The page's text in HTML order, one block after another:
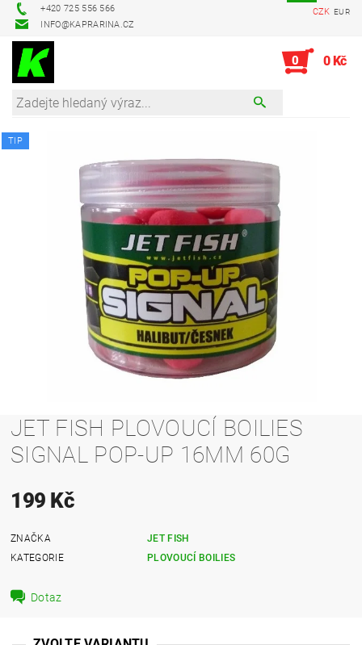
+420 725 556 566
INFO@KAPRARINA.CZ
CZK EUR
0 0 Kč
TIP
JET FISH PLOVOUCÍ BOILIES
SIGNAL POP-UP 16MM 60G
199 Kč
ZNAČKA
JET FISH
KATEGORIE
PLOVOUCÍ BOILIES
Dotaz